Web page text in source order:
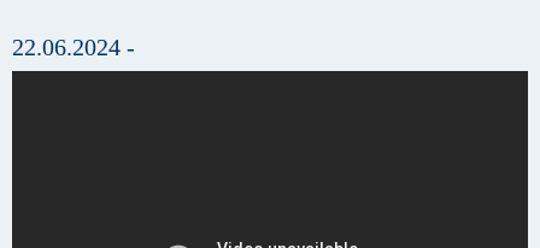
22.06.2024 -